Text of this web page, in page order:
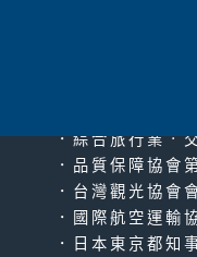
．綜合旅行業‧
．品質保障協會
．台灣觀光協會
．國際航空運
．日本東京都